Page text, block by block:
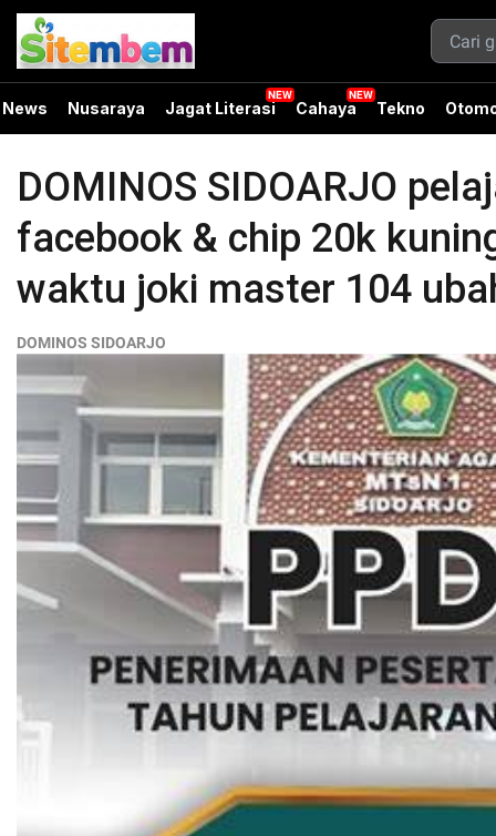
News Nusaraya Jagat Literasi Cahaya Tekno
DOMINOS SIDOARJO
facebook & chip 20k
waktu joki master 104
DOMINOS SIDOARJO